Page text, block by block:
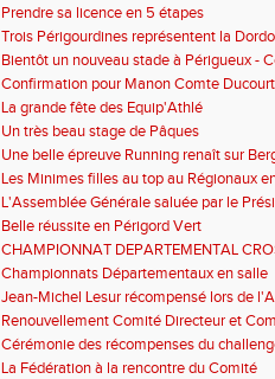
Prendre sa licence en 5 étapes
Trois Périgourdines représentent la
Bientôt un nouveau stade à Périgueux -
Confirmation pour Manon Comte Ducourt
La grande fête des Equip'Athlé
Un très beau stage de Pâques
Une belle épreuve Running renaît sur
Les Minimes filles au top au Régionaux
L'Assemblée Générale saluée par le
Belle réussite en Périgord Vert
CHAMPIONNAT DEPARTEMENTAL
2024/2025
Championnats Départementaux en salle
Jean-Michel Lesur récompensé lors de
Renouvellement Comité Directeur et
Cérémonie des récompenses du
Périgord" saison 2024
La Fédération à la rencontre du Comité